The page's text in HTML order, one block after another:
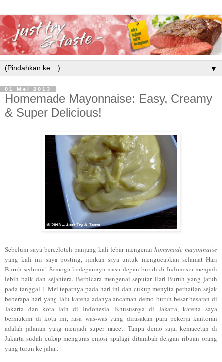
▼
01 Mei 2013
Homemade Mayonnaise: Easy, Creamy
& Super Delicious!
Sebelum saya berceloteh panjang kali lebar mengenai homemade mayonnaise
yang kali ini saya posting, ijinkan saya untuk mengucapkan selamat Hari
Buruh sedunia! Semoga kedepannya masa depan buruh di Indonesia menjadi
lebih baik dan sejahtera. Berbicara mengenaiseputar Hari Buruh yang jatuh
pada tanggal 1 Mei tepatnya pada hari ini dan cukup menyita perhatian sejak
beberapa hari yang lalu karena adanya ancaman demo buruh besar-besaran di
Jakarta dan kota lain di Indonesia. Khususnya di Jakarta, karena saya
bermukim di kota ini, rasa was-was yang dirasakan para pekerja kantoran
adalah jalanan yang menjadi super macet. Tanpa demo saja, kemacetan di
Jakarta sudah cukup menguras emosi apalagi ditambah denganribuan orang
yang turun ke jalan.